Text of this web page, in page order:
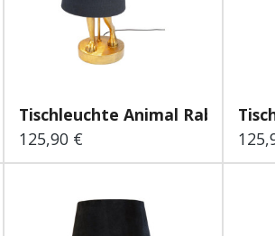
Tischleuchte Animal Rabbit...
Regulärer Preis:
125,90 €